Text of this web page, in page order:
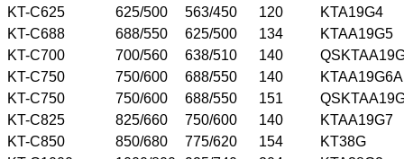
KT-C625
625/500 563/450 120
KTA19G4
KT-C688
688/550 625/500 134
KTAA19G5
KT-C700
700/560 638/510 140
KT-C750
750/600 688/550 140
KTAA19G6A
KT-C750
750/600 688/550 151
KT-C825
825/660 750/600 140
KTAA19G7
KT-C850
850/680 775/620 154
KT38G